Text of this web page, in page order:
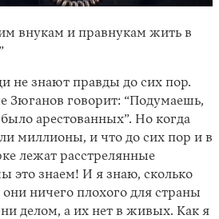
внукам и правнукам жить в
не знают правды до сих пор.
Зюганов говорит: “Подумаешь,
арестованных”. Но когда
миллионы, и что до сих пор и в
лежат расстрелянные
это знаем! И я знаю, сколько
ничего плохого для страны
делом, а их нет в живых. Как я